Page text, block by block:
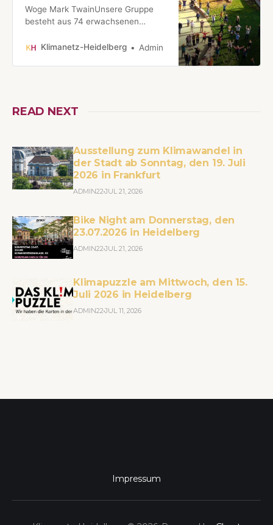
Woge Mark TwainUnsere Gruppe
besteht aus 74 erwachsenen
Darunter sind Paare, Familien und
Generationen werden durch unser
verbunden.woge-marktwains
Webseite!
Klimanetz-Heidelberg Admin
READ NEXT
Ausstellung zum Klimawandel in
der Stadt ab Sonntag, den 19. Juli
2026 in Frankfurt
ADMIN22 JUL 21, 2026
Bike Night am Donnerstag, den
23.07.2026 in Heidelberg
ADMIN22 JUL 21, 2026
Klimapuzzle am Mittwoch, den 15.
Juli 2026 in Heidelberg
ADMIN22 JUL 11, 2026
Impressum